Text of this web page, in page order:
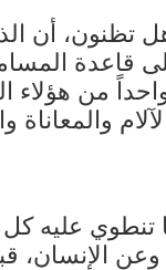
هل تظنون، أن
قاعدة
من هؤلاء
تنطوي عليه
وعن